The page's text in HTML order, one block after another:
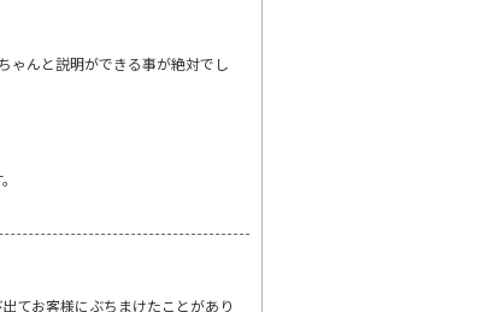
ゃんと説明ができる事が絶対でし
てお客様にぶちまけたことがあり